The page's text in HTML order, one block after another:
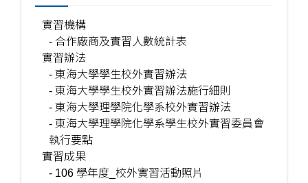
實習機構
- 合作廠商及實習人數統計表
實習辦法
- 東海大學學生校外實習辦法
- 東海大學學生校外實習辦法施行細則
- 東海大學理學院化學系校外實習辦法
- 東海大學理學院化學系學生校外實習委員會
執行要點
實習成果
- 106 學年度_校外實習活動照片